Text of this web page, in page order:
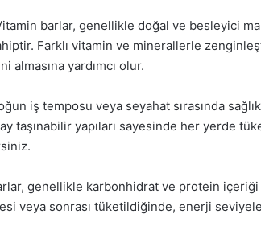
barlar, genellikle doğal ve besleyici
Farklı vitamin ve minerallerle
yardımcı olur.
iş temposu veya seyahat sırasında
taşınabilir yapıları sayesinde her yerde
genellikle karbonhidrat ve protein içeriği
veya sonrası tüketildiğinde, enerji